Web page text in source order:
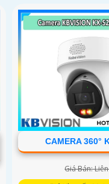
CAMERA 360°
Giá Bán: